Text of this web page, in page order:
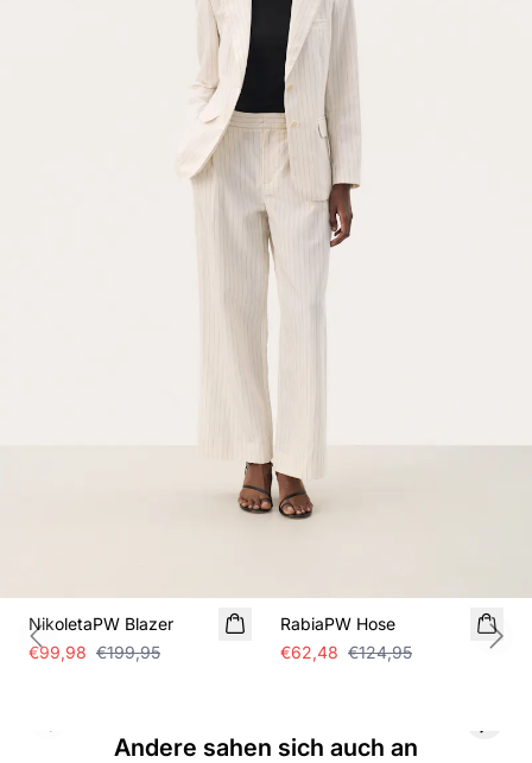
NikoletaPW Blazer
€99,98 €199,95
RabiaPW Hose
€62,48 €124,95
Previous slide
Andere sahen sich auch an
Previous slide Next